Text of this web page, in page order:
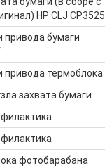
HP CLJ CP3525
бумаги
привода термоблока
захвата бумаги
фотобарабана